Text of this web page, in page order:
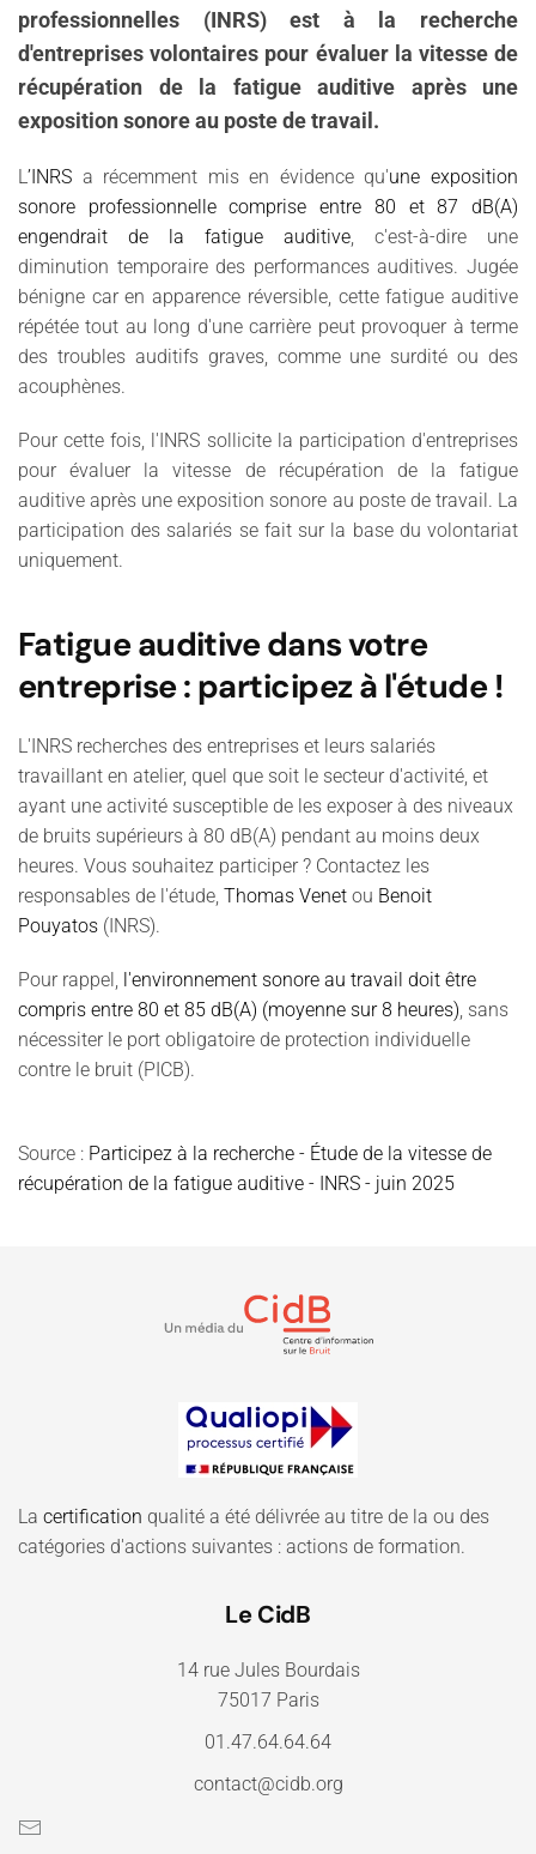
professionnelles (INRS)est à la recherche
d'entreprises volontaires pour évaluer la vitesse de
récupération de la fatigue auditive après une
exposition sonore au poste de travail.
L’INRS a récemment mis en évidence qu'une exposition
sonore professionnelle comprise entre 80 et 87 dB(A)
engendrait de la fatigue auditive, c'est-à-dire une
diminution temporaire des performances auditives. Jugée
bénigne car en apparence réversible, cette fatigue auditive
répétée tout au long d'une carrière peut provoquer à terme
des troubles auditifs graves, comme une surdité ou des
acouphènes.
Pour cette fois, l'INRS sollicite la participation d'entreprises
pour évaluer la vitesse de récupération de la fatigue
auditive après une exposition sonore au poste de travail. La
participation des salariés se fait sur la base du volontariat
uniquement.
Fatigue auditive dans votre
entreprise : participez à l'étude !
L'INRS recherches des entreprises et leurs salariés
travaillant en atelier, quel que soit le secteur d'activité, et
ayant une activité susceptible de les exposer à des niveaux
de bruits supérieurs à 80 dB(A) pendant au moins deux
heures. Vous souhaitez participer ? Contactez les
responsables de l'étude, Thomas Venet ou Benoit
Pouyatos (INRS).
Pour rappel, l'environnement sonore au travail doit être
compris entre 80 et 85 dB(A) (moyenne sur 8 heures), sans
nécessiter le port obligatoire de protection individuelle
contre le bruit (PICB).
Source : Participez à la recherche - Étude de la vitesse de
récupération de la fatigue auditive - INRS - juin 2025
La certification qualité a été délivrée au titre de la ou des
catégories d'actions suivantes : actions de formation.
Le CidB
14 rue Jules Bourdais
75017 Paris
01.47.64.64.64
contact@cidb.org